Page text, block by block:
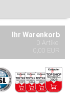
Ihr Warenkorb
0 Artikel
0,00 EUR